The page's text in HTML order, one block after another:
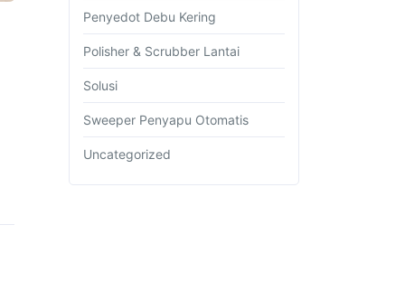
Penyedot Debu Kering
Polisher & Scrubber Lantai
Solusi
Sweeper Penyapu Otomatis
Uncategorized